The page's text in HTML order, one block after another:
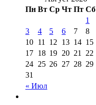
Пн Вт Ср Чт Пт Сб
« Июл
1
3
4 5 6 7 8
10 11 12 13 14 15
17 18 19 20 21 22
24 25 26 27 28 29
31